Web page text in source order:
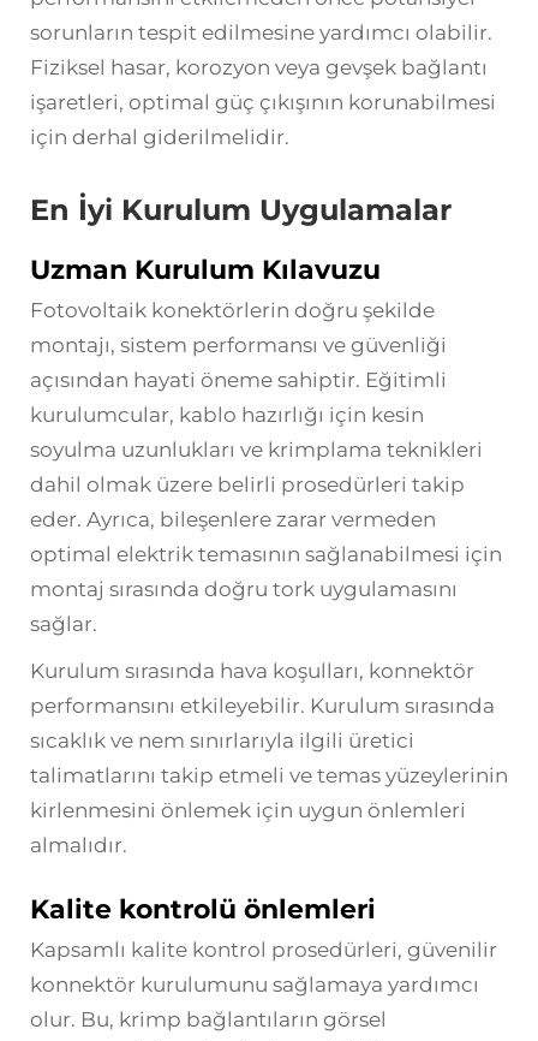
sorunların tespit edilmesine yardımcı olabilir.
Fiziksel hasar, korozyon veya gevşek bağlantı
işaretleri, optimal güç çıkışının korunabilmesi
için derhal giderilmelidir.
En İyi Kurulum Uygulamalar
Uzman Kurulum Kılavuzu
Fotovoltaik konektörlerin doğru şekilde
montajı, sistem performansı ve güvenliği
açısından hayati öneme sahiptir. Eğitimli
kurulumcular, kablo hazırlığı için kesin
soyulma uzunlukları ve krimplama teknikleri
dahil olmak üzere belirli prosedürleri takip
eder. Ayrıca, bileşenlere zarar vermeden
optimal elektrik temasının sağlanabilmesi için
montaj sırasında doğru tork uygulamasını
sağlar.
Kurulum sırasında hava koşulları, konnektör
performansını etkileyebilir. Kurulum sırasında
sıcaklık ve nem sınırlarıyla ilgili üretici
talimatlarını takip etmeli ve temas yüzeylerinin
kirlenmesini önlemek için uygun önlemleri
almalıdır.
Kalite kontrolü önlemleri
Kapsamlı kalite kontrol prosedürleri, güvenilir
konnektör kurulumunu sağlamaya yardımcı
olur. Bu, krimp bağlantıların görsel